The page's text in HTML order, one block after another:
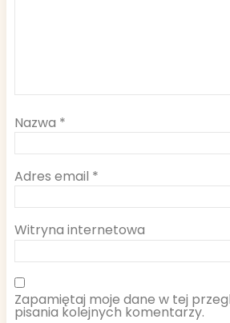
Nazwa *
Adres email *
Witryna internetowa
Zapamiętaj moje dane w tej
pisania kolejnych komentarzy.